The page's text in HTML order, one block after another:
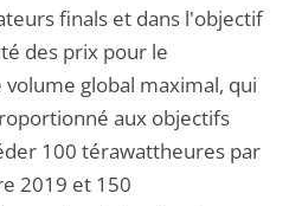
finals et dans l'objectif
des prix pour le
global maximal, qui
aux objectifs
100 térawattheures par
2019 et 150